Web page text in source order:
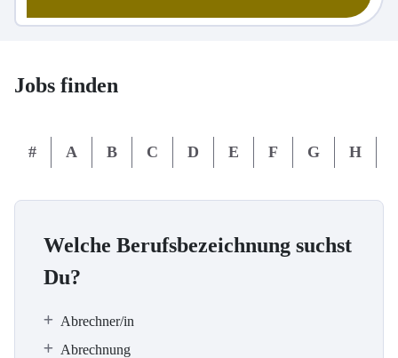
Jobs finden
# A B C D E F G H
Welche Berufsbezeichnung suchst
Du?
Abrechner/in
Abrechnung